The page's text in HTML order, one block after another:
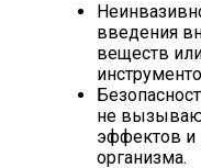
введения
веществ
не
эффектов и
организма.